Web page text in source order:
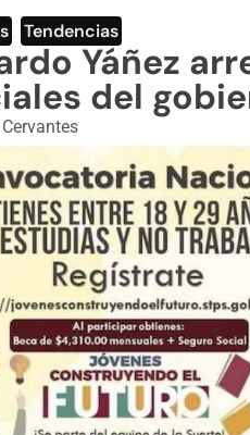
Tendencias
Yáñez
del
Cervantes